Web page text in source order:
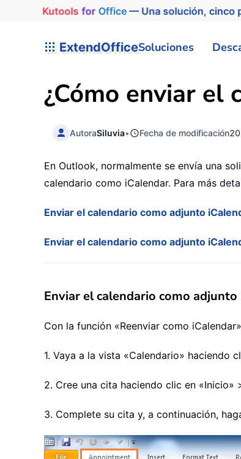
Kutools for Office— Una solución, cinco
ExtendOfficeSoluciones
¿Cómo enviar el
AutoraSiluvia• Fecha de modificación
En Outlook, normalmente se envía una
calendario como iCalendar. Para más
Enviar el calendario como adjunto
Enviar el calendario como adjunto
Enviar el calendario como
Con la función «Reenviar como
1. Vaya a la vista «Calendario» haciendo
2. Cree una cita haciendo clic en
3. Complete su cita y, a continuación,